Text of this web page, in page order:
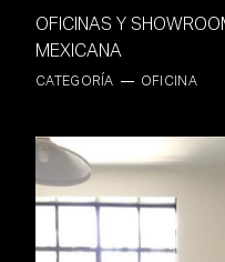
OFICINAS Y
MEXICANA
CATEGORÍA OFICINA